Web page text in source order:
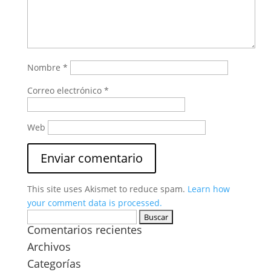
Nombre *
Correo electrónico *
Web
This site uses Akismet to reduce spam. Learn how
your comment data is processed.
Comentarios recientes
Archivos
Categorías